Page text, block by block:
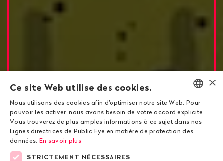
Des affaires à haut risque pour le secteur
suisse du négoce de matières premières
ENGLISH
DEUTSCH
×
Ce site Web utilise des cookies.
Nous utilisons des cookies afin d'optimiser notre site Web. Pour
pouvoir les activer, nous avons besoin de votre accord explicite.
Vous trouverez de plus amples informations à ce sujet dans nos
Lignes directrices de Public Eye en matière de protection des
données. En savoir plus
STRICTEMENT NÉCESSAIRES